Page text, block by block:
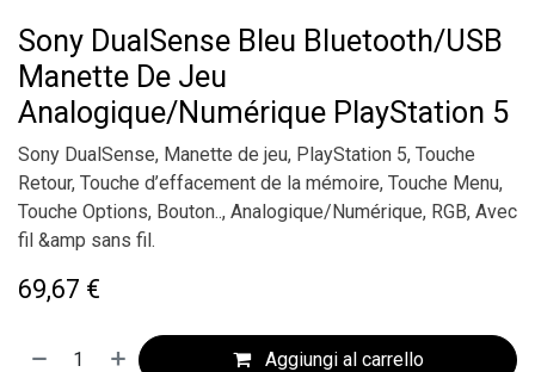
Sony DualSense Bleu Bluetooth/USB
Manette De Jeu
Analogique/Numérique PlayStation 5
Sony DualSense, Manette de jeu, PlayStation 5, Touche
Retour, Touche d’effacement de la mémoire, Touche Menu,
Touche Options, Bouton.., Analogique/Numérique, RGB, Avec
fil &amp sans fil.
69,67 €
Aggiungi al carrello